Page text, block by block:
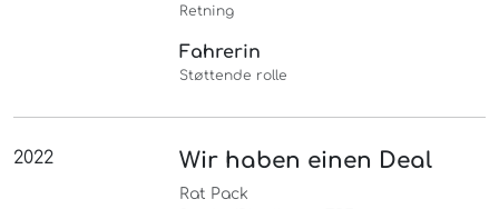
Retning
Fahrerin
Støttende rolle
2022 Wir haben einen Deal
Rat Pack